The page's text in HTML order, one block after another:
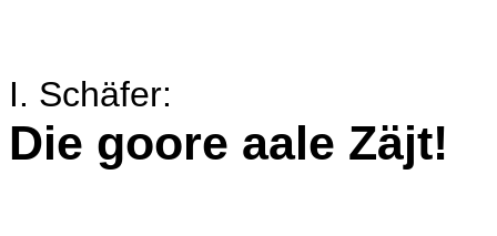
I. Schäfer:
Die goore aale Zäjt!